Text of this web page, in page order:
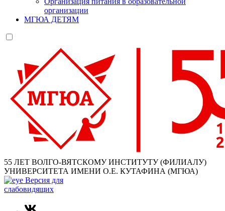
организации
МГЮА ДЕТЯМ
55 ЛЕТ ВОЛГО-ВЯТСКОМУ ИНСТИТУТУ (ФИЛИАЛУ)
УНИВЕРСИТЕТА ИМЕНИ О.Е. КУТАФИНА (МГЮА)
Версия для
слабовидящих